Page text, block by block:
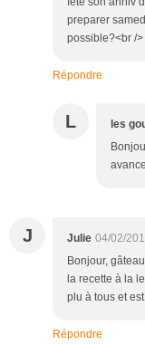
preparer
possible?<br /
Répondre
L les
J Julie 04/02/
Bonjour,
la recette à la
plu à tous et
Répondre